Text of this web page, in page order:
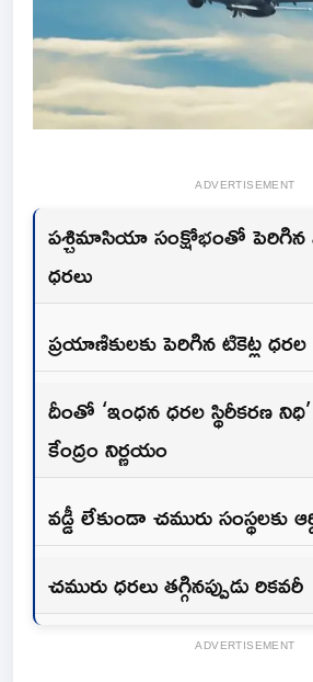
ADVERTISEMENT
పశ్చిమాసియా సంక్షోభంతో
ధరలు
ప్రయాణికులకు పెరిగిన టికెట్ల
దీంతో ‘ఇంధన ధరల స్థిరీకరణ
కేంద్రం నిర్ణయం
వడ్డీ లేకుండా చమురు సంస్థలకు
చమురు ధరలు తగ్గినప్పుడు రికవరీ
ADVERTISEMENT